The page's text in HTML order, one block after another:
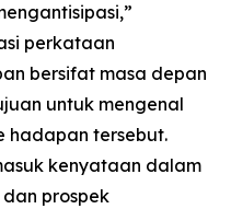
perkataan
bersifat masa depan
untuk mengenal
hadapan tersebut.
kenyataan dalam
prospek